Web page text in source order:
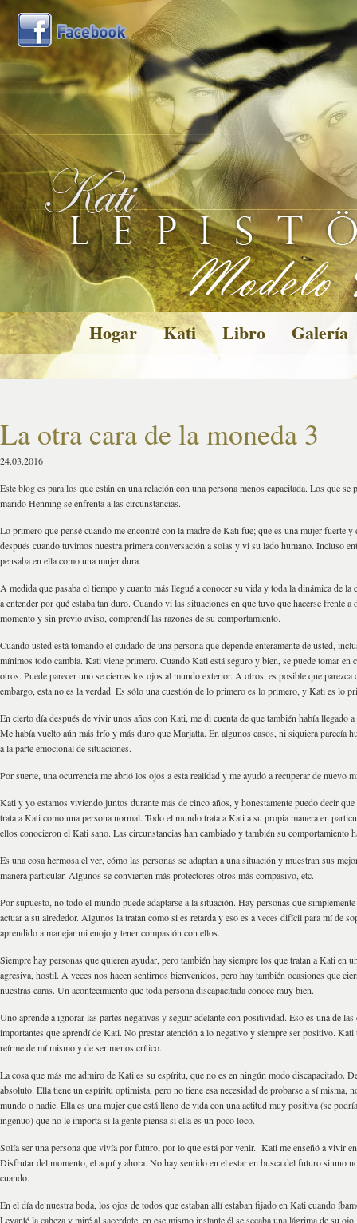
Hogar Kati Libro Galería
La otra cara de la moneda 3
24.03.2016
Este blog es para los que están en una relación con una persona menos capacitada. Los que se
marido Henning se enfrenta a las circunstancias.
Lo primero que pensé cuando me encontré con la madre de Kati fue; que es una mujer fuerte y
después cuando tuvimos nuestra primera conversación a solas y vi su lado humano. Incluso
pensaba en ella como una mujer dura.
A medida que pasaba el tiempo y cuanto más llegué a conocer su vida y toda la dinámica de la
a entender por qué estaba tan duro. Cuando vi las situaciones en que tuvo que hacerse frente a
momento y sin previo aviso, comprendí las razones de su comportamiento.
Cuando usted está tomando el cuidado de una persona que depende enteramente de usted,
mínimos todo cambia. Kati viene primero. Cuando Kati está seguro y bien, se puede tomar en
otros. Puede parecer uno se cierras los ojos al mundo exterior. A otros, es posible que
embargo, esta no es la verdad. Es sólo una cuestión de lo primero es lo primero, y Kati es lo
En cierto día después de vivir unos años con Kati, me di cuenta de que también había llegado a
Me había vuelto aún más frío y más duro que Marjatta. En algunos casos, ni siquiera parecía
a la parte emocional de situaciones.
Por suerte, una ocurrencia me abrió los ojos a esta realidad y me ayudó a recuperar de nuevo
Kati y yo estamos viviendo juntos durante más de cinco años, y honestamente puedo decir
trata a Kati como una persona normal. Todo el mundo trata a Kati a su propia manera en
ellos conocieron el Kati sano. Las circunstancias han cambiado y también su comportamiento
Es una cosa hermosa el ver, cómo las personas se adaptan a una situación y muestran sus
manera particular. Algunos se convierten más protectores otros más compasivo, etc.
Por supuesto, no todo el mundo puede adaptarse a la situación. Hay personas que
actuar a su alrededor. Algunos la tratan como si es retarda y eso es a veces difícil para mí de
aprendido a manejar mi enojo y tener compasión con ellos.
Siempre hay personas que quieren ayudar, pero también hay siempre los que tratan a Kati en
agresiva, hostil. A veces nos hacen sentirnos bienvenidos, pero hay también ocasiones que
nuestras caras. Un acontecimiento que toda persona discapacitada conoce muy bien.
Uno aprende a ignorar las partes negativas y seguir adelante con positividad. Eso es una de las
importantes que aprendí de Kati. No prestar atención a lo negativo y siempre ser positivo. Kati
reírme de mí mismo y de ser menos crítico.
La cosa que más me admiro de Kati es su espíritu, que no es en ningún modo discapacitado.
absoluto. Ella tiene un espíritu optimista, pero no tiene esa necesidad de probarse a sí misma,
mundo o nadie. Ella es una mujer que está lleno de vida con una actitud muy positiva (se
ingenuo) que no le importa si la gente piensa si ella es un poco loco.
Solía ​​ser una persona que vivía por futuro, por lo que está por venir. Kati me enseñó a vivir
Disfrutar del momento, el aquí y ahora. No hay sentido en el estar en busca del futuro si uno
cuando.
En el día de nuestra boda, los ojos de todos que estaban allí estaban fijado en Kati cuando
Levanté la cabeza y miré al sacerdote, en ese mismo instante él se secaba una lágrima de su